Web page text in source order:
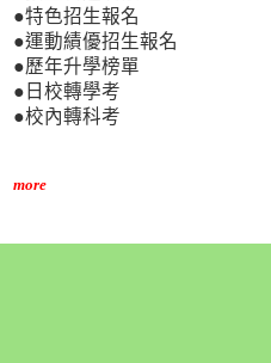
●特色招生報名
●運動績優招生報名
●歷年升學榜單
●日校轉學考
●校內轉科考
more